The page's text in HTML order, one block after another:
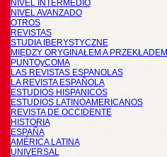
NIVEL INTERMEDIO
NIVEL AVANZADO
OTROS
REVISTAS
STUDIA IBERYSTYCZNE
MIĘDZY ORYGINAŁEM A PRZEKŁADEM
PUNTOyCOMA
LAS REVISTAS ESPANOLAS
LA REVISTA ESPAÑOLA
ESTUDIOS HISPANICOS
ESTUDIOS LATINOAMERICANOS
REVISTA DE OCCIDENTE
HISTORIA
ESPAÑA
AMÉRICA LATINA
UNIVERSAL